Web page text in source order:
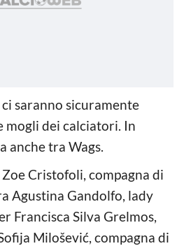
saranno sicuramente
mogli dei calciatori. In
anche tra Wags.
Cristofoli, compagna di
Agustina Gandolfo, lady
Francisca Silva Grelmos,
Milošević, compagna di